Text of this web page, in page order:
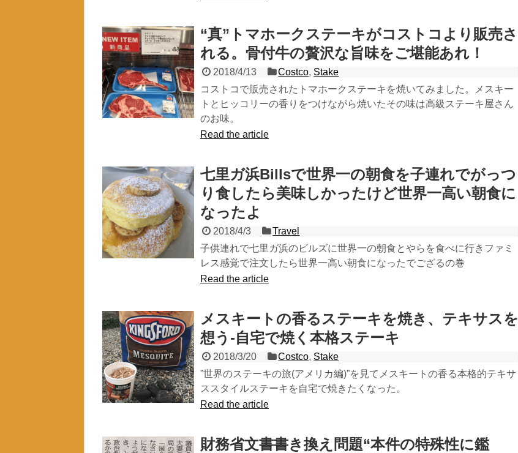
“真”トマホークステーキがコストコより販売さ
れる。骨付牛の贅沢な旨味をご堪能あれ！
2018/4/13 Costco, Stake
コストコで販売されたトマホークステーキを焼いてみました。メスキー
トとヒッコリーの香りをつけながら焼いたその味は高級ステーキ屋さん
のお味。
Read the article
七里ガ浜Billsで世界一の朝食を子連れでがっつ
り食したら美味しかったけど世界一高い朝食に
なったよ
2018/4/3
Travel
子供連れで七里ガ浜のビルズに世界一の朝食とやらを食べに行きファミ
レス感覚で注文したら世界一高い朝食になったでござるの巻
Read the article
メスキートの香るステーキを焼き、テキサスを
想う-自宅で焼く本格ステーキ
2018/3/20 Costco, Stake
”世界のステーキの旅(アメリカ編)”を見てメスキートの香る本格的テキサ
ススタイルステーキを自宅で焼きたくなった。
Read the article
財務省文書書き換え問題“本件の特殊性に鑑